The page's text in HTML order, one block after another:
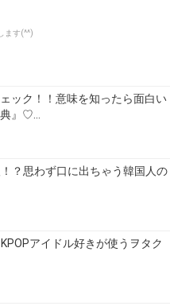
ます(^^)
ック！！意味を知ったら面白い
』♡…
？思わず口に出ちゃう韓国人の
アイドル好きが使うヲタク